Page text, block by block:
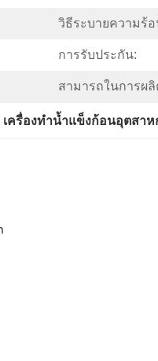
วิธีระบายความร้อ
การรับประกัน:
สามารถในการผลิ
เครื่องทำน้ำแข็งก้อนอุตสาห